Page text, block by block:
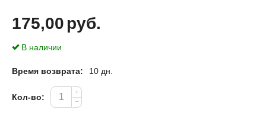
175,00руб.
В наличии
Время возврата: 10 дн.
Кол-во:
+
−